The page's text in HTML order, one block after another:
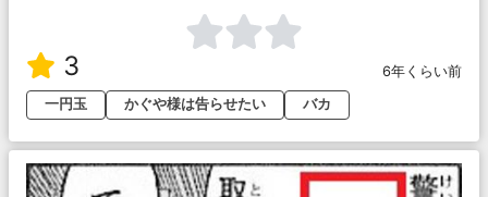
3
6年くらい前
一円玉
かぐや様は告らせたい バカ